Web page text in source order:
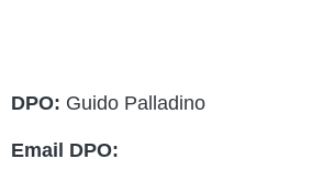
DPO: Guido Palladino
Email DPO: